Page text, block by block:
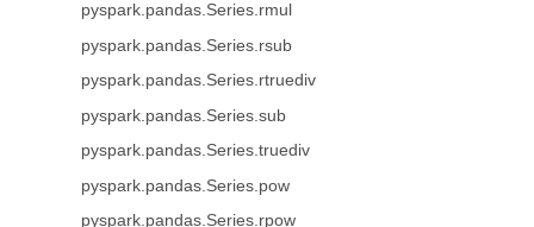
pyspark.pandas.Series.rmul
pyspark.pandas.Series.rsub
pyspark.pandas.Series.rtruediv
pyspark.pandas.Series.sub
pyspark.pandas.Series.truediv
pyspark.pandas.Series.pow
pyspark.pandas.Series.rpow